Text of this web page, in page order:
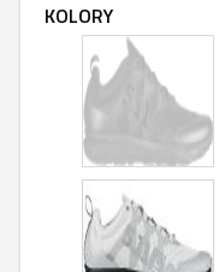
KOLORY